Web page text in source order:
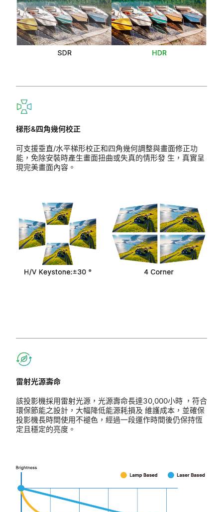
梯形&四角幾何校正
可支援垂直/水平梯形校正和四角幾何調整與畫面修正功
能，免除安裝時產生畫面扭曲或失真的情形發 生，真實呈
現完美畫面內容。
雷射光源壽命
該投影機採用雷射光源，光源壽命長達30,000小時 ，符合
環保節能之設計，大幅降低能源耗損及 維護成本，並確保
投影機長時間使用不褪色，經過一段運作時間後仍保持恆
定且穩定的亮度。